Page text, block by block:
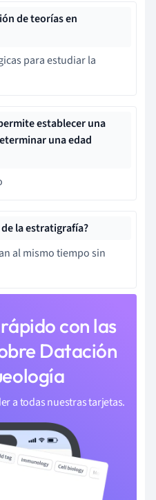
de teorías en
para estudiar la
establecer una
una edad
la estratigrafía?
al mismo tiempo sin
con las
Datación
a todas nuestras tarjetas.